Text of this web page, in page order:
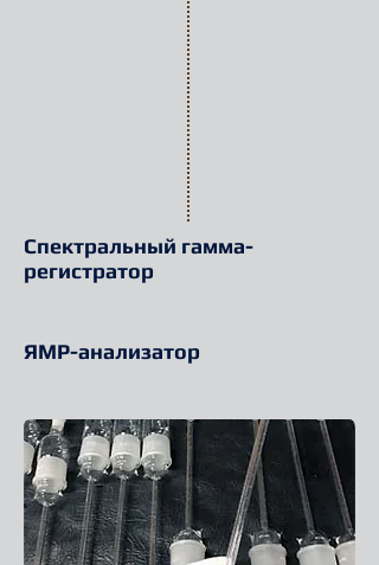
Спектральный гамма-
регистратор
ЯМР-анализатор